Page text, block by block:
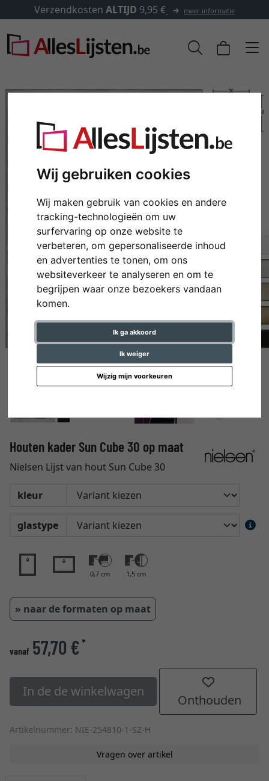
Wij gebruiken cookies
Wij maken gebruik van cookies en andere
tracking-technologieën om uw
surfervaring op onze website te
verbeteren, om gepersonaliseerde inhoud
en advertenties te tonen, om ons
websiteverkeer te analyseren en om te
begrijpen waar onze bezoekers vandaan
komen.
Ik ga akkoord
Ik weiger
Wijzig mijn voorkeuren
ALTIJD9,95 € meer informatie
Terug
Houten kader Sun Cube 30 op maat
Nielsen Lijst van hout Sun Cube 30
kleur
glastype
0,7 cm 1,5 cm
» naar de formaten op maat
vanaf 57,70 €*
In de de winkelwagen
Onthouden
Artikelnummer: NIE-254810-1-SZ-H
Vragen over artikel